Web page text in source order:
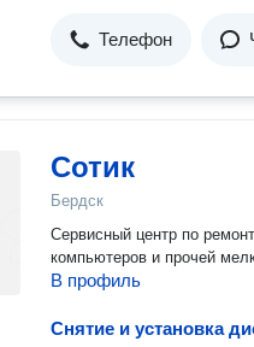
Телефон
Сотик
Бердск
Сервисный центр по
компьютеров и прочей
В профиль